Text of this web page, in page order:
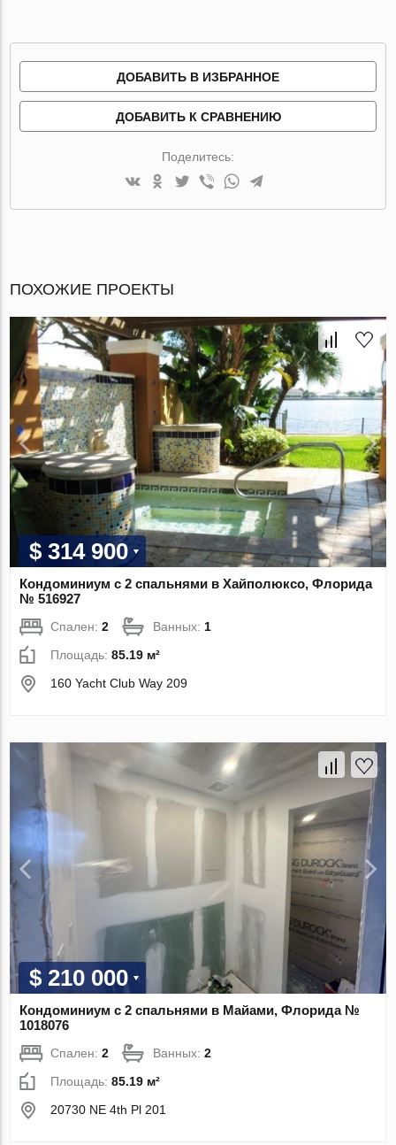
ДОБАВИТЬ В ИЗБРАННОЕ
ДОБАВИТЬ К СРАВНЕНИЮ
Поделитесь:
ПОХОЖИЕ ПРОЕКТЫ
$ 314 900
Кондоминиум с 2 спальнями в Хайполюксо, Флорида
№ 516927
Спален:2 Ванных:1
Площадь:85.19 м²
160 Yacht Club Way 209
$ 210 000
Кондоминиум с 2 спальнями в Майами, Флорида №
1018076
Спален:2 Ванных:2
Площадь:85.19 м²
20730 NE 4th Pl 201